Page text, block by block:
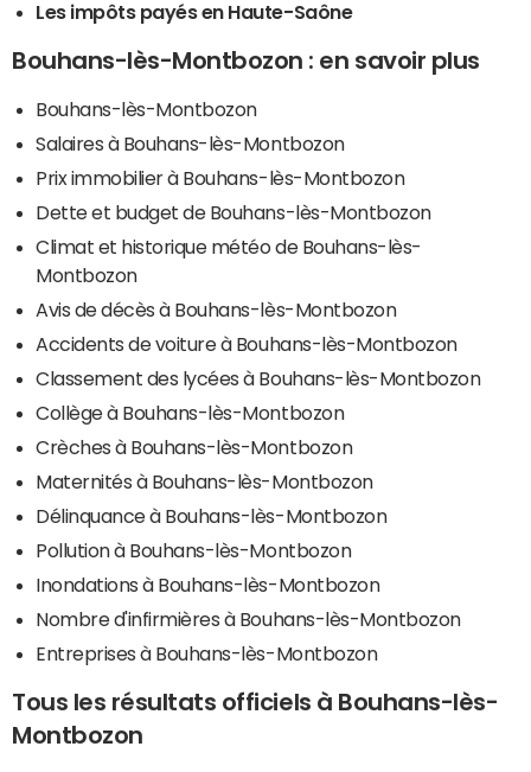
Les impôts payés en Haute-Saône
Bouhans-lès-Montbozon : en savoir plus
Bouhans-lès-Montbozon
Salaires à Bouhans-lès-Montbozon
Prix immobilier à Bouhans-lès-Montbozon
Dette et budget de Bouhans-lès-Montbozon
Climat et historique météo de Bouhans-lès-
Montbozon
Avis de décès à Bouhans-lès-Montbozon
Accidents de voiture à Bouhans-lès-Montbozon
Classement des lycées à Bouhans-lès-Montbozon
Collège à Bouhans-lès-Montbozon
Crèches à Bouhans-lès-Montbozon
Maternités à Bouhans-lès-Montbozon
Délinquance à Bouhans-lès-Montbozon
Pollution à Bouhans-lès-Montbozon
Inondations à Bouhans-lès-Montbozon
Nombre d'infirmières à Bouhans-lès-Montbozon
Entreprises à Bouhans-lès-Montbozon
Tous les résultats officiels à Bouhans-lès-
Montbozon